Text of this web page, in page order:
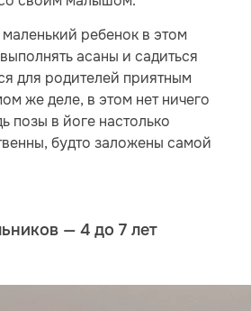
маленький ребенок в этом
асаны и садиться
для родителей приятным
же деле, в этом нет ничего
позы в йоге настолько
будто заложены самой
— 4 до 7 лет